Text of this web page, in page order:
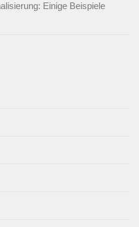
Einige Beispiele